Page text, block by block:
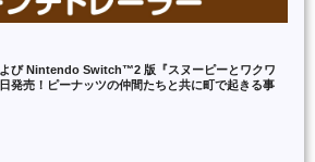
び Nintendo Switch™2 版『スヌーピーとワクワ
発売！ピーナッツの仲間たちと共に町で起きる事